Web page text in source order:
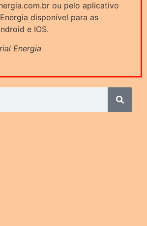
ou pelo aplicativo
disponível para as
e IOS.
Energia